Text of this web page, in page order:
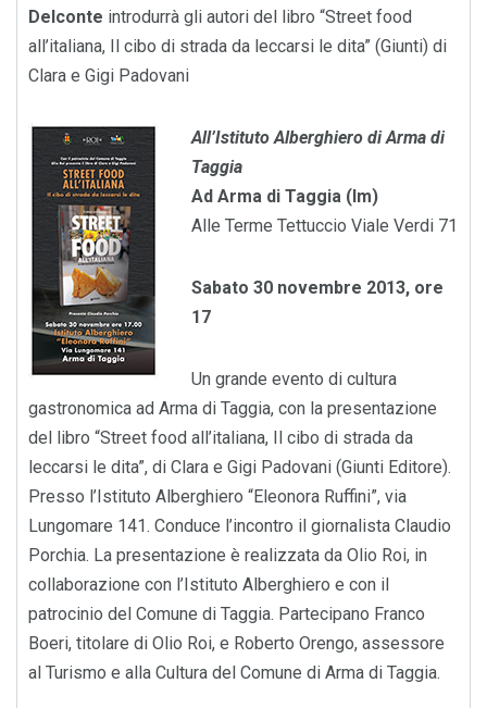
Delconte introdurrà gli autori del libro “Street food
all’italiana, Il cibo di strada da leccarsi le dita” (Giunti) di
Clara e Gigi Padovani
All’Istituto Alberghiero di Arma di
Taggia
Ad Arma di Taggia (Im)
Alle Terme Tettuccio Viale Verdi 71
Sabato 30 novembre 2013, ore
17
Un grande evento di cultura
gastronomica ad Arma di Taggia, con la presentazione
del libro “Street food all’italiana, Il cibo di strada da
leccarsi le dita”, di Clara e Gigi Padovani (Giunti Editore).
Presso l’Istituto Alberghiero “Eleonora Ruffini”, via
Lungomare 141. Conduce l’incontro il giornalista Claudio
Porchia. La presentazione è realizzata da Olio Roi, in
collaborazione con l’Istituto Alberghiero e con il
patrocinio del Comune di Taggia. Partecipano Franco
Boeri, titolare di Olio Roi, e Roberto Orengo, assessore
al Turismo e alla Cultura del Comune di Arma di Taggia.